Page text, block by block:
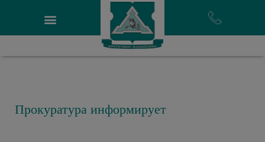
Прокуратура информирует